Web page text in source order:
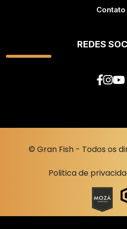
Contato
REDES
© Gran Fish - Todos os
Politica de